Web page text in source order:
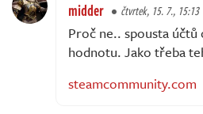
midder čtvrtek, 15. 7., 15:13
Proč ne.. spousta
hodnotu. Jako třeba
steamcommunity.com